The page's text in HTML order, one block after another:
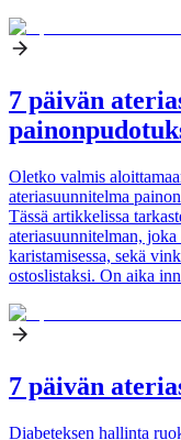
7 päivän
Oletko valmis
ateriasuunnitelma
Tässä artikkelissa
ateriasuunnitelman,
karistamisessa, sekä
ostoslistaksi. On aika
7 päivän
Diabeteksen hallinta